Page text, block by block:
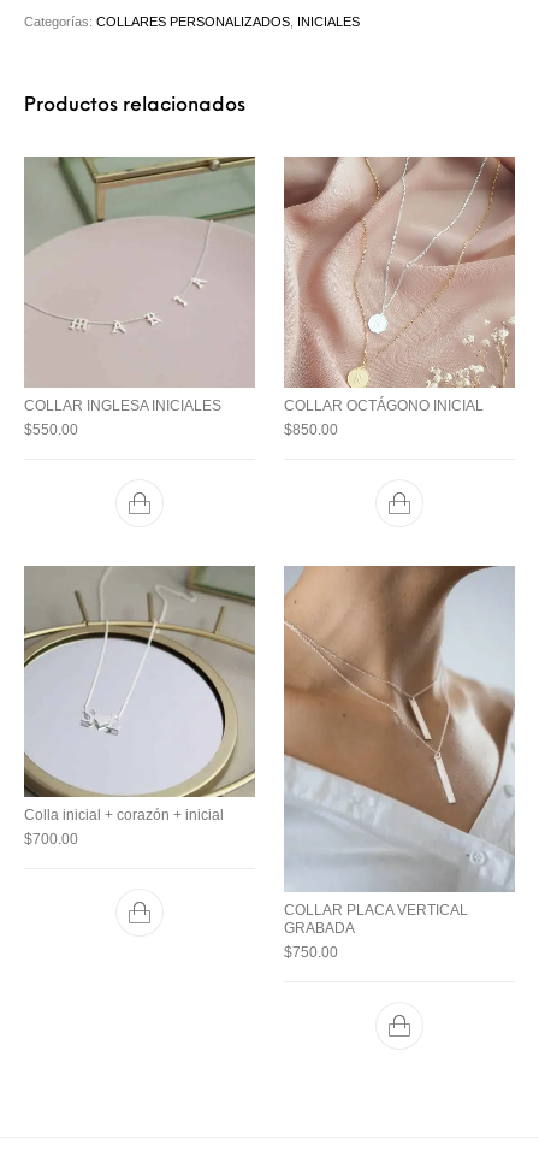
Categorías:COLLARES PERSONALIZADOS INICIALES
Productos relacionados
COLLAR INGLESA INICIALES
$550.00
COLLAR OCTÁGONO INICIAL
$850.00
Colla inicial + corazón + inicial
$700.00
COLLAR PLACA VERTICAL
GRABADA
$750.00